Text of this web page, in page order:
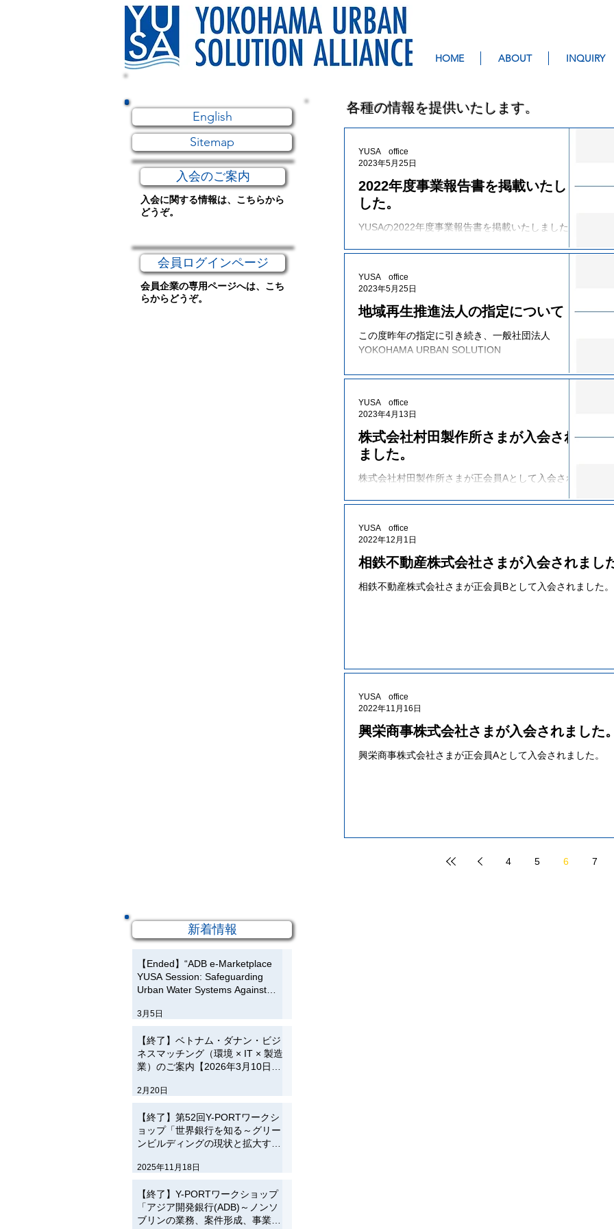
HOME ABOUT INQUIRY
English
Sitemap
入会のご案内
入会に関する情報は、こちらから
どうぞ。
会員ログインページ
会員企業の専用ページへは、こち
らからどうぞ。
​各種の情報を提供いたします。
2022年度事業報告書を掲載いたしま
した。
YUSAの2022年度事業報告書を掲載いたしました。
ご覧いただけます。 各種報告のページ
YUSA office
2023年5月25日
地域再生推進法人の指定について
この度昨年の指定に引き続き、一般社団法人
YOKOHAMA URBAN SOLUTION
律第 24 号）第 19 条第１項による地域再生推進法
ました。...
YUSA office
2023年5月25日
株式会社村田製作所さまが入会され
ました。
株式会社村田製作所さまが正会員Aとして入会され
YUSA office
2023年4月13日
相鉄不動産株式会社さまが入会されまし
相鉄不動産株式会社さまが正会員Bとして入会されました。
YUSA office
2022年12月1日
興栄商事株式会社さまが入会されました
興栄商事株式会社さまが正会員Aとして入会されました。
YUSA office
2022年11月16日
4 5 6 7
新着情報
【Ended】“ADB e-Marketplace
YUSA Session: Safeguarding
Urban Water Systems Against
2026, 14:00-15:00 (JST)
3月5日
【終了】ベトナム・ダナン・ビジ
ネスマッチング（環境 × IT × 製造
業）のご案内【2026年3月10日開
2月20日
【終了】第52回Y-PORTワークシ
ョップ「世界銀行を知る～グリー
ンビルディングの現状と拡大する
2025年11月18日
【終了】Y-PORTワークショップ
「アジア開発銀行(ADB)～ノンソ
ブリンの業務、案件形成、事業紹